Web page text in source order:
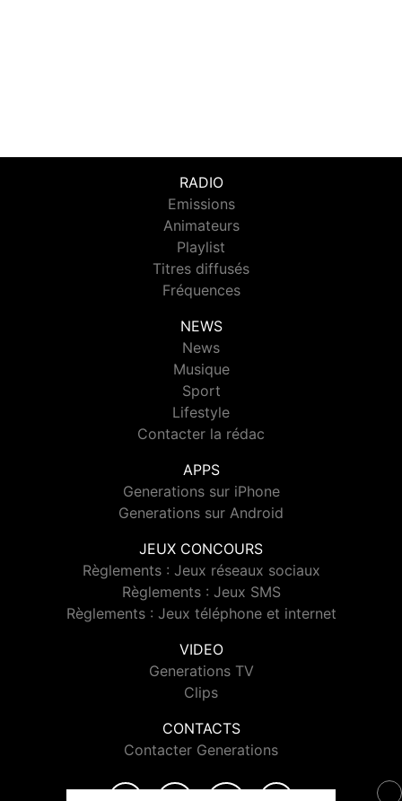
RADIO
Emissions
Animateurs
Playlist
Titres diffusés
Fréquences
NEWS
News
Musique
Sport
Lifestyle
Contacter la rédac
APPS
Generations sur iPhone
Generations sur Android
JEUX CONCOURS
Règlements : Jeux réseaux sociaux
Règlements : Jeux SMS
Règlements : Jeux téléphone et internet
VIDEO
Generations TV
Clips
CONTACTS
Contacter Generations